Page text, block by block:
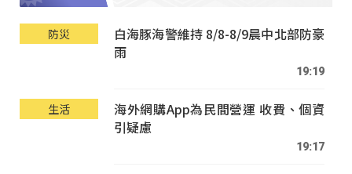
防災
白海豚海警維持 8/8-8/9晨中北部防豪
雨
19:19
生活
海外網購App為民間營運 收費、個資
引疑慮
19:17